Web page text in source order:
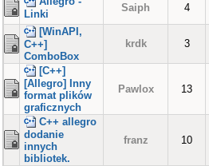
Linki
Saiph 4
[WinAPI,
C++]
ComboBox
krdk 3
[C++]
[Allegro] Inny
format plików
graficznych
Pawlox 13
C++ allegro
dodanie
innych
bibliotek.
franz 10